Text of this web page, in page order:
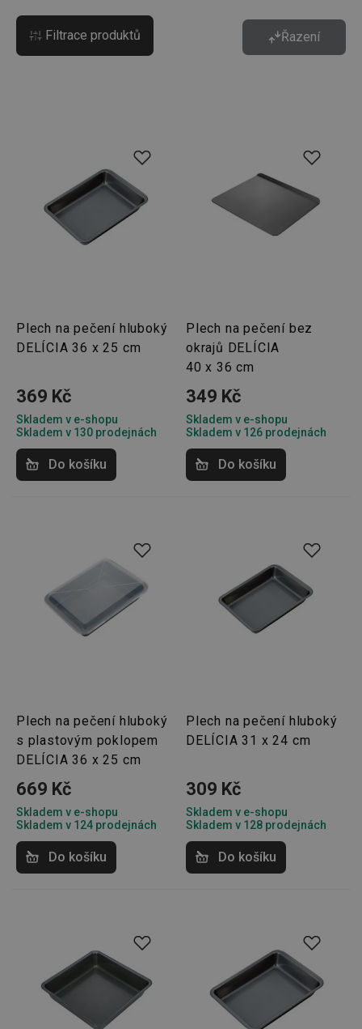
Filtrace produktů Řazení
Plech na pečení hluboký
DELÍCIA 36 x 25 cm
369 Kč
Skladem v e-shopu
Skladem v 130 prodejnách
Do košíku
Plech na pečení bez
okrajů DELÍCIA
40 x 36 cm
349 Kč
Skladem v e-shopu
Skladem v 126 prodejnách
Do košíku
Plech na pečení hluboký
s plastovým poklopem
DELÍCIA 36 x 25 cm
669 Kč
Skladem v e-shopu
Skladem v 124 prodejnách
Do košíku
Plech na pečení hluboký
DELÍCIA 31 x 24 cm
309 Kč
Skladem v e-shopu
Skladem v 128 prodejnách
Do košíku